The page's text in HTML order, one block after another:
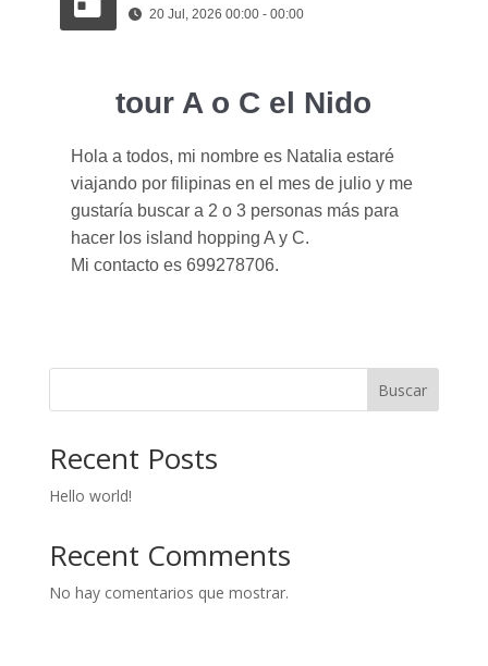
20 Jul, 2026 00:00 - 00:00
tour A o C el Nido
Hola a todos, mi nombre es Natalia estaré
viajando por filipinas en el mes de julio y me
gustaría buscar a 2 o 3 personas más para
hacer los island hopping A y C.
Mi contacto es 699278706.
Buscar
Recent Posts
Hello world!
Recent Comments
No hay comentarios que mostrar.